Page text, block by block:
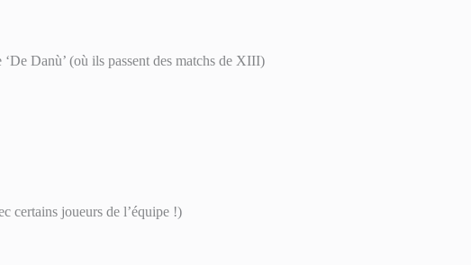
Danù’ (où ils passent des matchs de XIII)
certains joueurs de l’équipe !)